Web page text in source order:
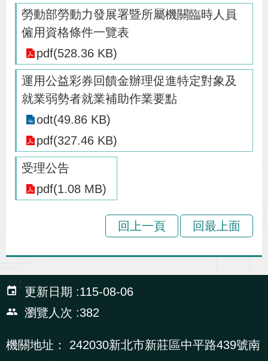
網
站
料
開
放
檢
貪
交
通
位
置
勞動部勞動力發展署暨所屬機關臨時人員
僱用資格條件一覽表
pdf(528.36 KB)
運用公益彩券回饋金辦理促進特定對象及
就業弱勢者就業補助作業要點
odt(49.86 KB)
pdf(327.46 KB)
受理公告
pdf(1.08 MB)
回上一頁 回最上面
:::
更新日期
115-08-06
瀏覽人次
382
機關地址：
242030新北市新莊區中平路439號南